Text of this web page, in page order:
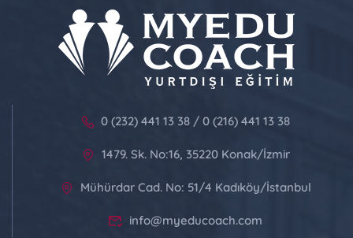
0 (232) 441 13 38 / 0 (216) 441 13 38
1479. Sk. No:16, 35220 Konak/İzmir
Mühürdar Cad. No: 51/4 Kadıköy/İstanbul
info@myeducoach.com